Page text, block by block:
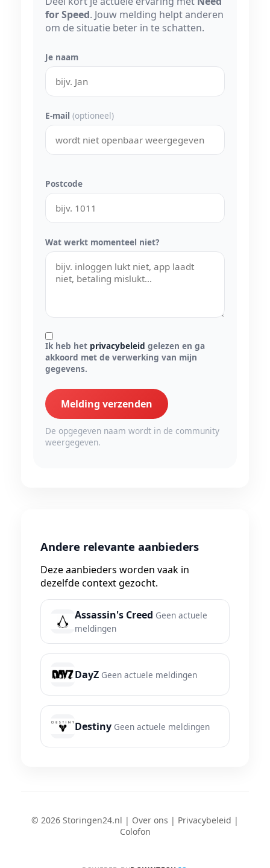
for Speed. Jouw melding helpt anderen
om de situatie beter in te schatten.
Je naam
E-mail (optioneel)
Postcode
Wat werkt momenteel niet?
Ik heb het privacybeleid gelezen en ga
akkoord met de verwerking van mijn
gegevens.
Melding verzenden
De opgegeven naam wordt in de community
weergegeven.
Andere relevante aanbieders
Deze aanbieders worden vaak in
dezelfde context gezocht.
Assassin's Creed Geen actuele
meldingen
DayZ Geen actuele meldingen
Destiny Geen actuele meldingen
© 2026 Storingen24.nl | Over ons | Privacybeleid |
Colofon